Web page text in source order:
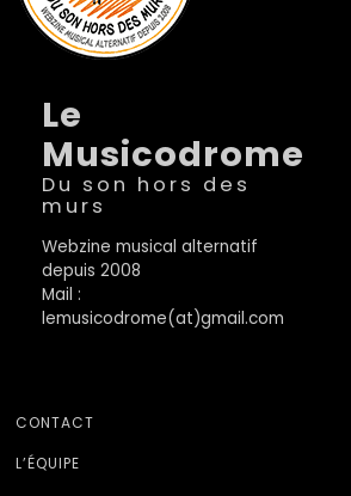
Le
Musicodrome
Du son hors des
murs
Webzine musical alternatif
depuis 2008
Mail :
lemusicodrome(at)gmail.com
CONTACT
L’ÉQUIPE